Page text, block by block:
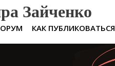
Зайченко
КАК ПУБЛИКОВАТЬСЯ